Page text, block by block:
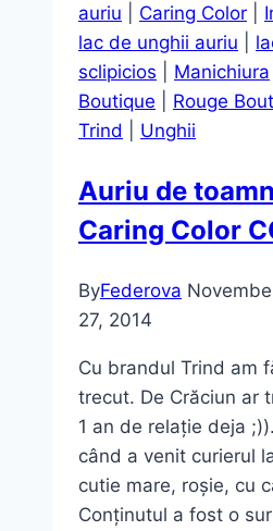
Berry
–
Max
Factor
auriu Caring Color
lac de unghii auriu
sclipicios
Manichiura
Boutique
Rouge
Trind
Unghii
Auriu de
Caring Color
ByFederova
27, 2014
Cu brandul Trind am
trecut. De Crăciun ar
1 an de relație deja
când a venit curierul
cutie mare, roșie, cu
Conținutul a fost o